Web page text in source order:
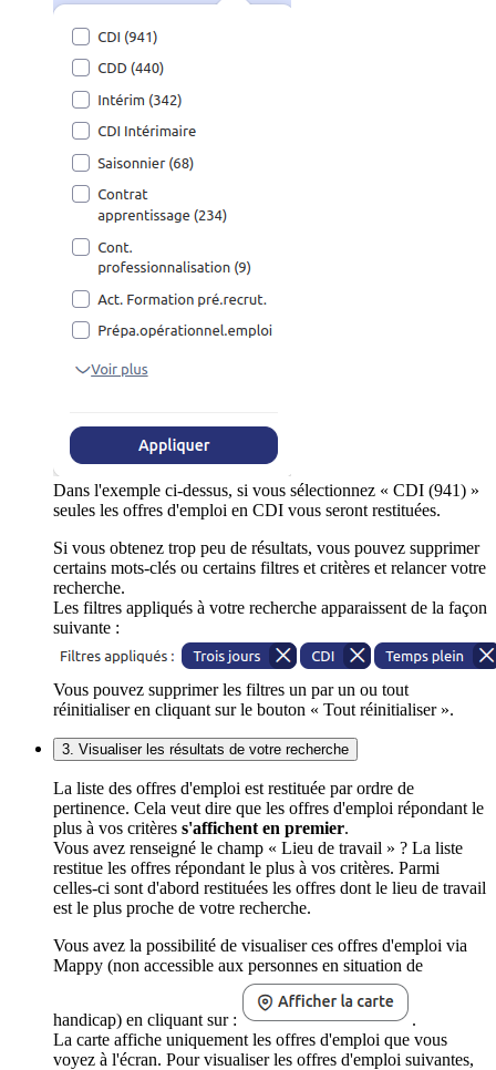
Dans l'exemple ci-dessus, si vous sélectionnez « CDI (941) »
seules les offres d'emploi en CDI vous seront restituées.
Si vous obtenez trop peu de résultats, vous pouvez supprimer
certains mots-clés ou certains filtres et critères et relancer votre
recherche.
Les filtres appliqués à votre recherche apparaissent de la façon
suivante :
Vous pouvez supprimer les filtres un par un ou tout
réinitialiser en cliquant sur le bouton « Tout réinitialiser ».
3. Visualiser les résultats de votre recherche
La liste des offres d'emploi est restituée par ordre de
pertinence. Cela veut dire que les offres d'emploi répondant le
plus à vos critères s'affichent en premier.
Vous avez renseigné le champ « Lieu de travail » ? La liste
restitue les offres répondant le plus à vos critères. Parmi
celles-ci sont d'abord restituées les offres dont le lieu de travail
est le plus proche de votre recherche.
Vous avez la possibilité de visualiser ces offres d'emploi via
Mappy (non accessible aux personnes en situation de
handicap) en cliquant sur :
.
La carte affiche uniquement les offres d'emploi que vous
voyez à l'écran. Pour visualiser les offres d'emploi suivantes,